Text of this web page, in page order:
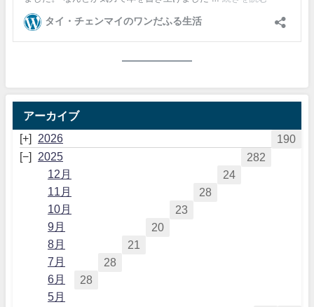
アーカイブ
2026
190
2025
282
12月
24
11月
28
10月
23
9月
20
8月
21
7月
28
6月
28
5月